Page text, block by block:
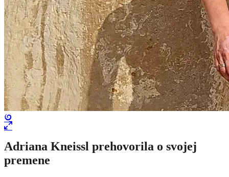
Adriana Kneissl prehovorila o svojej
premene